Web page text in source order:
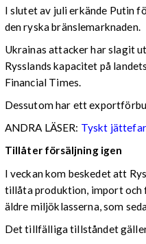
I slutet av juli erkände Putin
den ryska bränslemarknaden.
Ukrainas attacker har slagit
Rysslands kapacitet på
Financial Times.
Dessutom har ett
ANDRA LÄSER: Tyskt
Tillåter försäljning igen
I veckan kom beskedet att
tillåta produktion, import och
äldre miljöklasserna, som
Det tillfälliga tillståndet